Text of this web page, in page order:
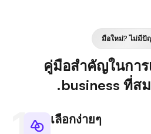
มือใหม่? ไม่มีปั
คู่มือสำคัญในการ
.business ที่ส
เลือกง่ายๆ